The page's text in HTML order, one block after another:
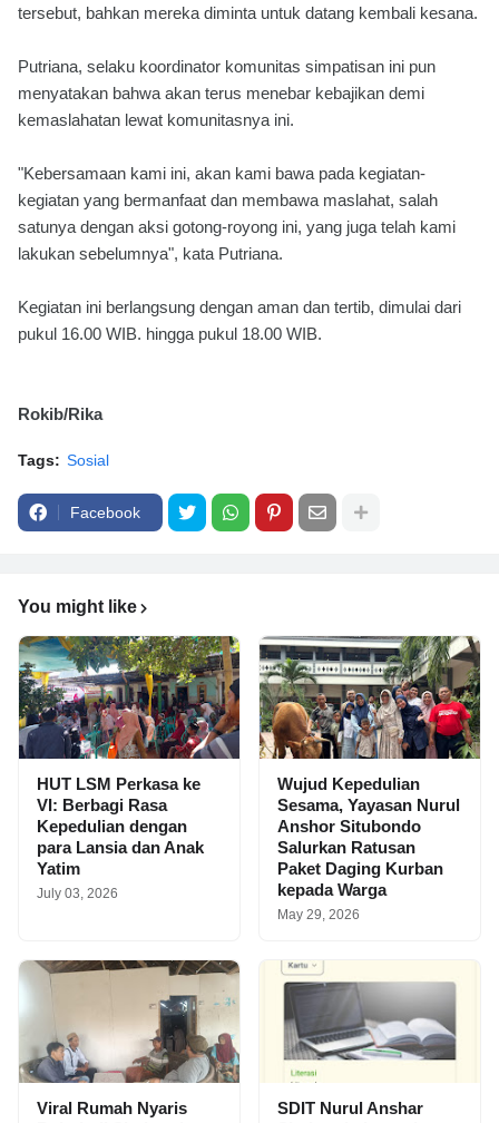
tersebut, bahkan mereka diminta untuk datang kembali kesana.
Putriana, selaku koordinator komunitas simpatisan ini pun
menyatakan bahwa akan terus menebar kebajikan demi
kemaslahatan lewat komunitasnya ini.
"Kebersamaan kami ini, akan kami bawa pada kegiatan-
kegiatan yang bermanfaat dan membawa maslahat, salah
satunya dengan aksi gotong-royong ini, yang juga telah kami
lakukan sebelumnya", kata Putriana.
Kegiatan ini berlangsung dengan aman dan tertib, dimulai dari
pukul 16.00 WIB. hingga pukul 18.00 WIB.
Rokib/Rika
Tags: Sosial
Facebook
You might like
HUT LSM Perkasa ke
VI: Berbagi Rasa
Kepedulian dengan
para Lansia dan Anak
Yatim
July 03, 2026
Wujud Kepedulian
Sesama, Yayasan Nurul
Anshor Situbondo
Salurkan Ratusan
Paket Daging Kurban
kepada Warga
May 29, 2026
Viral Rumah Nyaris
SDIT Nurul Anshar